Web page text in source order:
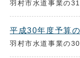
羽村市水道事業の
平成30年度予算
羽村市水道事業の